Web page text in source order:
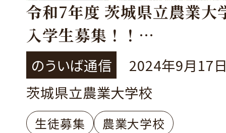
令和7年度 茨城県立農業大
入学生募集！！
～農業の実践力を養います
大学への編入学試験受験資
れます～
のういば通信
2024年9月17
茨城県立農業大学校
生徒募集 農業大学校